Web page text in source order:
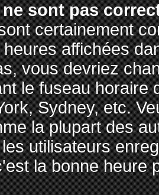
sont pas
certainement
affichées
vous devriez
le fuseau horaire
Sydney, etc.
la plupart des
utilisateurs
la bonne heure